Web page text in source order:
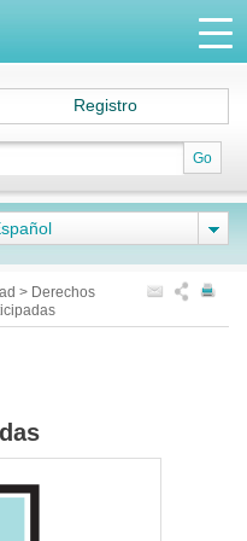
Go
Registro
> Derechos